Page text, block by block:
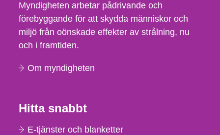
Myndigheten arbetar pådrivande och
förebyggande för att skydda människor och
miljö från oönskade effekter av strålning, nu
och i framtiden.
Om myndigheten
Hitta snabbt
E-tjänster och blanketter